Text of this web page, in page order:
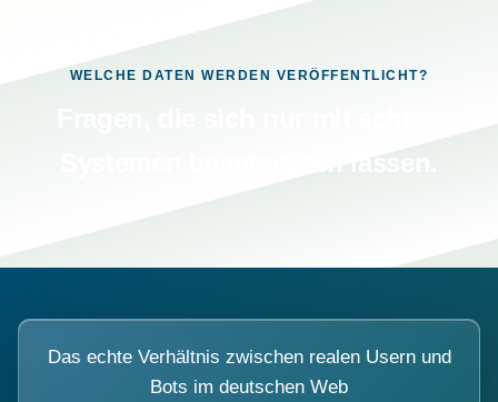
WELCHE DATEN WERDEN VERÖFFENTLICHT?
Das echte Verhältnis zwischen realen Usern und
Bots im deutschen Web